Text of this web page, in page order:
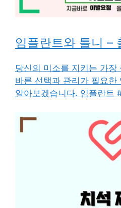
임플란트와 틀니 –
당신의 미소를 지키는 가
바른 선택과 관리가 필요한
알아보겠습니다. 임플란트